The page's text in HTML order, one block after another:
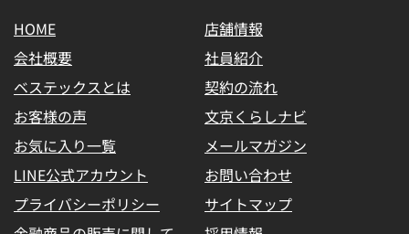
HOME
店舗情報
会社概要
社員紹介
ベステックスとは
契約の流れ
お客様の声
文京くらしナビ
お気に入り一覧
メールマガジン
LINE公式アカウント
お問い合わせ
プライバシーポリシー
サイトマップ